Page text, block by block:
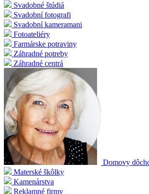
Svadobné štúdiá
Svadobní fotografi
Svadobní kameramani
Fotoateliéry
Farmárske potraviny
Záhradné potreby
Záhradné centrá
Domovy
Materské škôlky
Kamenárstva
Reklamné firmy